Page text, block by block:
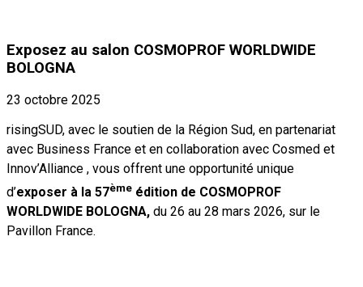
Exposez au salon COSMOPROF WORLDWIDE
BOLOGNA
23 octobre 2025
risingSUD, avec le soutien de la Région Sud, en partenariat
avec Business France et en collaboration avec Cosmed et
Innov’Alliance , vous offrent une opportunité unique
d’exposer à la 57ème édition de COSMOPROF
WORLDWIDE BOLOGNA, du 26 au 28 mars 2026, sur le
Pavillon France.